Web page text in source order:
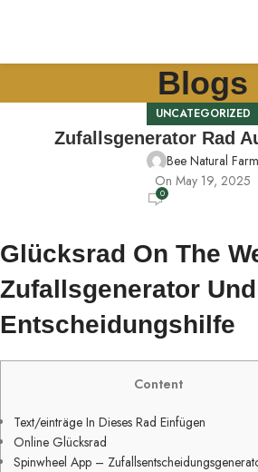
Blogs
UNCATEGORIZED
Zufallsgenerator Rad
Bee Natural Farm
On May 19, 2025
0
Glücksrad On The
Zufallsgenerator Und
Entscheidungshilfe
Content
Text/einträge In Dieses Rad Einfügen
Online Glücksrad
Spinwheel App –